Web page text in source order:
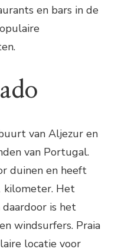
en bars in de
van Aljezur en
van Portugal.
duinen en heeft
kilometer. Het
is het
windsurfers. Praia
locatie voor